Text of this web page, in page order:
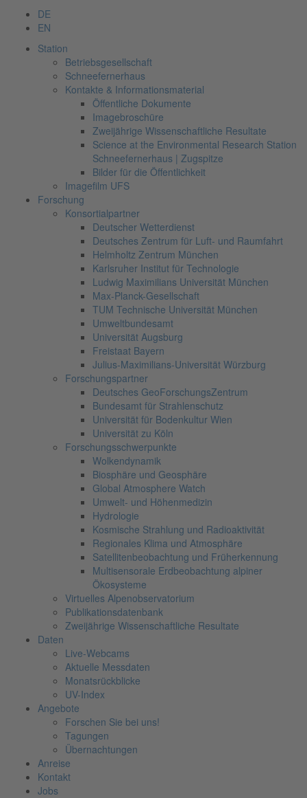
DE
EN
Station
Betriebsgesellschaft
Schneefernerhaus
Kontakte & Informationsmaterial
Öffentliche Dokumente
Imagebroschüre
Zweijährige Wissenschaftliche Resultate
Science at the Environmental Research Station
Schneefernerhaus | Zugspitze
Bilder für die Öffentlichkeit
Imagefilm UFS
Forschung
Konsortialpartner
Deutscher Wetterdienst
Deutsches Zentrum für Luft- und Raumfahrt
Helmholtz Zentrum München
Karlsruher Institut für Technologie
Ludwig Maximilians Universität München
Max-Planck-Gesellschaft
TUM Technische Universität München
Umweltbundesamt
Universität Augsburg
Freistaat Bayern
Julius-Maximilians-Universität Würzburg
Forschungspartner
Deutsches GeoForschungsZentrum
Bundesamt für Strahlenschutz
Universität für Bodenkultur Wien
Universität zu Köln
Forschungsschwerpunkte
Wolkendynamik
Biosphäre und Geosphäre
Global Atmosphere Watch
Umwelt- und Höhenmedizin
Hydrologie
Kosmische Strahlung und Radioaktivität
Regionales Klima und Atmosphäre
Satellitenbeobachtung und Früherkennung
Multisensorale Erdbeobachtung alpiner
Ökosysteme
Virtuelles Alpenobservatorium
Publikationsdatenbank
Zweijährige Wissenschaftliche Resultate
Daten
Live-Webcams
Aktuelle Messdaten
Monatsrückblicke
UV-Index
Angebote
Forschen Sie bei uns!
Tagungen
Übernachtungen
Anreise
Kontakt
Jobs